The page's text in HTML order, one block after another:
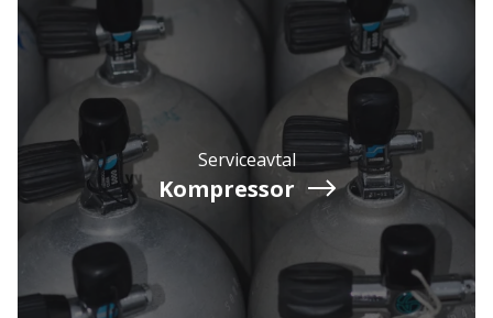
Privatperson Inkl. moms
Serviceavtal
Kompressor